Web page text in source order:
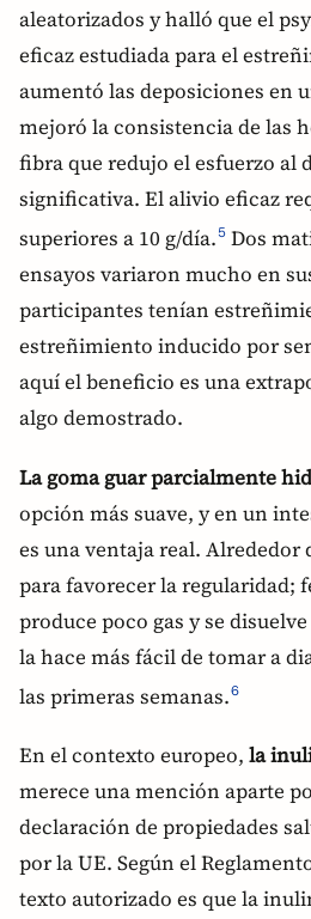
aleatorizados y halló que el
eficaz estudiada para el
aumentó las deposiciones en
mejoró la consistencia de las
fibra que redujo el esfuerzo al
significativa. El alivio eficaz
superiores a 10 g/día.5 Dos
ensayos variaron mucho en
participantes tenían
estreñimiento inducido por
aquí el beneficio es una
algo demostrado.
La goma guar parcialmente
opción más suave, y en un
es una ventaja real. Alrededor
para favorecer la regularidad;
produce poco gas y se
la hace más fácil de tomar a
las primeras semanas.6
En el contexto europeo, la
merece una mención aparte
declaración de propiedades
por la UE. Según el
texto autorizado es que la